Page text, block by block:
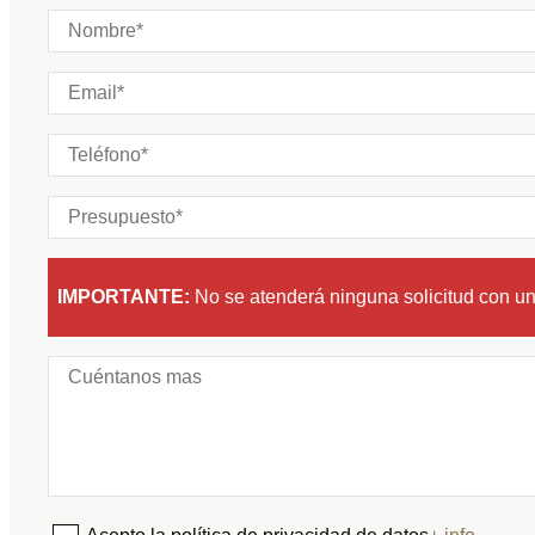
IMPORTANTE: No se atenderá ninguna solicitud con